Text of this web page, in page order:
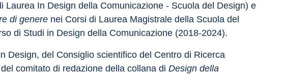
Laurea In Design della Comunicazione - Scuola del Design) e
di genere nei Corsi di Laurea Magistrale della Scuola del
di Studi in Design della Comunicazione (2018-2024).
Design, del Consiglio scientifico del Centro di Ricerca
comitato di redazione della collana di Design della